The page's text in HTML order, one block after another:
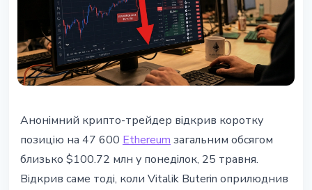
Кит ETH відкрив $100 млн шорт,
поки Vitalik обіцяє скоротити
продажі EF
Анонімний крипто-трейдер відкрив коротку
позицію на 47 600 Ethereum загальним обсягом
близько $100.72 млн у понеділок, 25 травня.
Відкрив саме тоді, коли Vitalik Buterin оприлюднив